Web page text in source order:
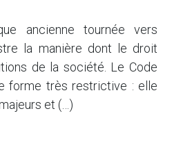
ancienne tournée vers
la manière dont le droit
de la société. Le Code
forme très restrictive : elle
et (…)